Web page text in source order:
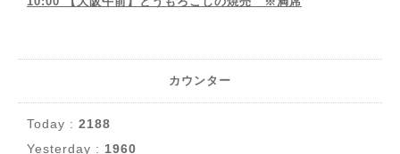
カウンター
Today : 2188
Yesterday : 1960